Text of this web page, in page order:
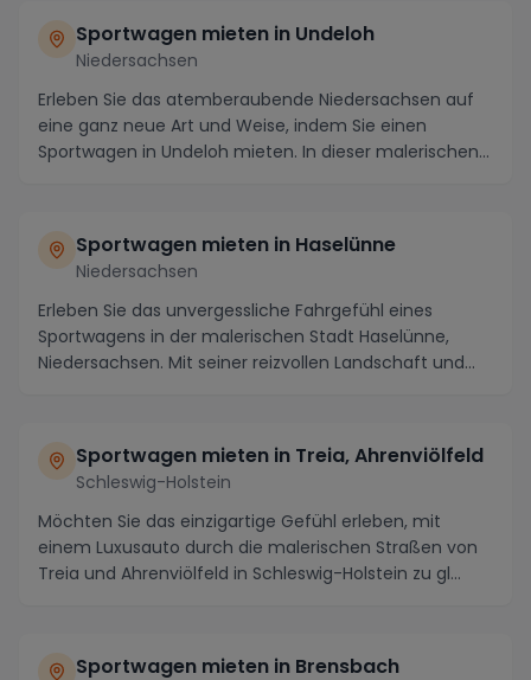
Sportwagen mieten in Undeloh
Niedersachsen
Erleben Sie das atemberaubende Niedersachsen auf
eine ganz neue Art und Weise, indem Sie einen
Sportwagen in Undeloh mieten. In dieser malerischen
Sportwagen mieten in Haselünne
Niedersachsen
Erleben Sie das unvergessliche Fahrgefühl eines
Sportwagens in der malerischen Stadt Haselünne,
Niedersachsen. Mit seiner reizvollen Landschaft und
Sportwagen mieten in Treia, Ahrenviölfeld
Schleswig-Holstein
Möchten Sie das einzigartige Gefühl erleben, mit
einem Luxusauto durch die malerischen Straßen von
Treia und Ahrenviölfeld in Schleswig-Holstein zu gl...
Sportwagen mieten in Brensbach